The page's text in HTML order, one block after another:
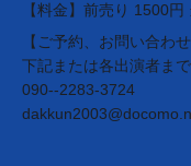
【料金】前売り 1500円
【ご予約、お問い合わせ
下記または各出演者まで
090--2283-3724